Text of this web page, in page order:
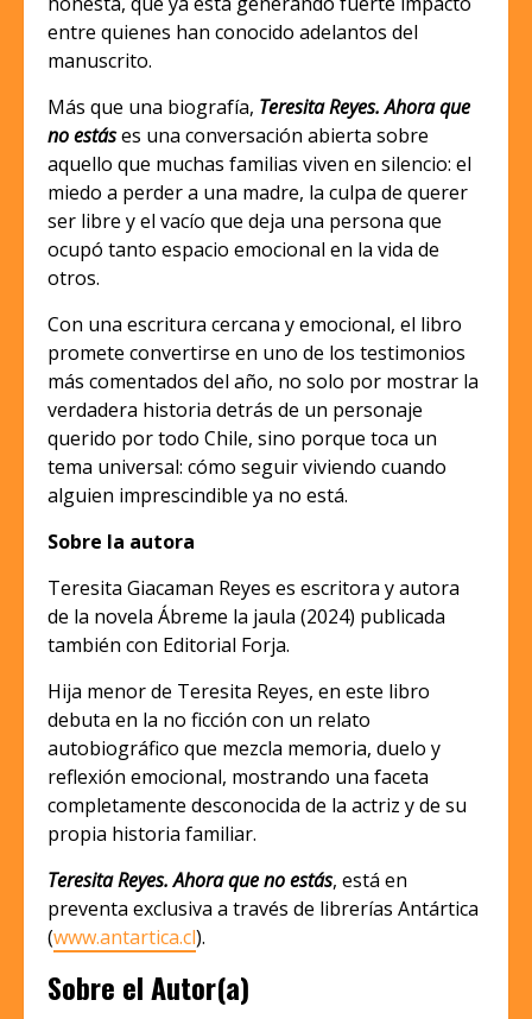
entre quienes han conocido adelantos del
manuscrito.
Más que una biografía, Teresita Reyes. Ahora que
no estáses una conversación abierta sobre
aquello que muchas familias viven en silencio: el
miedo a perder a una madre, la culpa de querer
ser libre y el vacío que deja una persona que
ocupó tanto espacio emocional en la vida de
otros.
Con una escritura cercana y emocional, el libro
promete convertirse en uno de los testimonios
más comentados del año, no solo por mostrar la
verdadera historia detrás de un personaje
querido por todo Chile, sino porque toca un
tema universal: cómo seguir viviendo cuando
alguien imprescindible ya no está.
Sobre la autora
Teresita Giacaman Reyes es escritora y autora
de la novela Ábreme la jaula (2024) publicada
también con Editorial Forja.
Hija menor de Teresita Reyes, en este libro
debuta en la no ficción con un relato
autobiográfico que mezcla memoria, duelo y
reflexión emocional, mostrando una faceta
completamente desconocida de la actriz y de su
propia historia familiar.
Teresita Reyes. Ahora que no estás, está en
preventa exclusiva a través de librerías Antártica
(www.antartica.cl).
Sobre el Autor(a)